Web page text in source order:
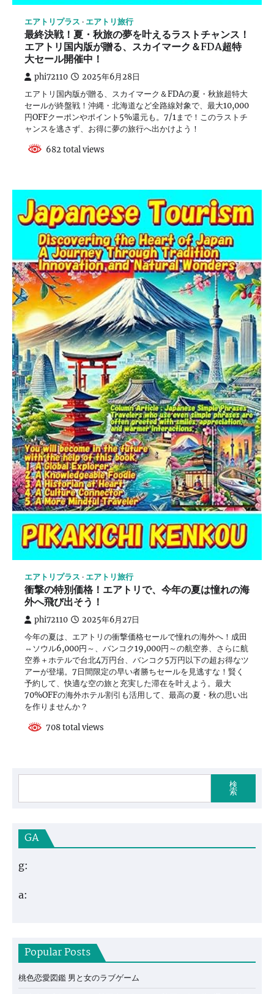
エアトリプラス エアトリ旅行
最終決戦！夏・秋旅の夢を叶えるラストチャンス！
エアトリ国内版が贈る、スカイマーク＆FDA超特
大セール開催中！
phi72110 2025年6月28日
エアトリ国内版が贈る、スカイマーク＆FDAの夏・秋旅超特大
セールが終盤戦！沖縄・北海道など全路線対象で、最大10,000
円OFFクーポンやポイント5%還元も。7/1まで！このラストチ
ャンスを逃さず、お得に夢の旅行へ出かけよう！
682 total views
エアトリプラス エアトリ旅行
衝撃の特別価格！エアトリで、今年の夏は憧れの海
外へ飛び出そう！
phi72110 2025年6月27日
今年の夏は、エアトリの衝撃価格セールで憧れの海外へ！成田
⇔ソウル6,000円～、バンコク19,000円～の航空券、さらに航
空券＋ホテルで台北4万円台、バンコク5万円以下の超お得なツ
アーが登場。7日間限定の早い者勝ちセールを見逃すな！賢く
予約して、快適な空の旅と充実した滞在を叶えよう。最大
70%OFFの海外ホテル割引も活用して、最高の夏・秋の思い出
を作りませんか？
708 total views
検
索
GA
g:
a:
Popular Posts
桃色恋愛図鑑 男と女のラブゲーム